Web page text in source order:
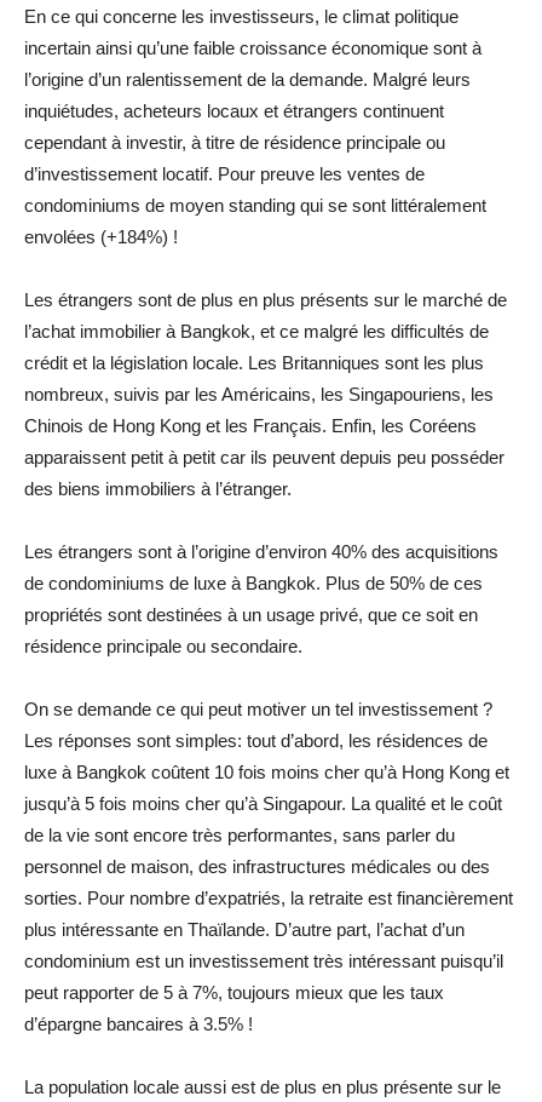
En ce qui concerne les investisseurs, le climat politique
incertain ainsi qu’une faible croissance économique sont à
l’origine d’un ralentissement de la demande. Malgré leurs
inquiétudes, acheteurs locaux et étrangers continuent
cependant à investir, à titre de résidence principale ou
d’investissement locatif. Pour preuve les ventes de
condominiums de moyen standing qui se sont littéralement
envolées (+184%) !
Les étrangers sont de plus en plus présents sur le marché de
l’achat immobilier à Bangkok, et ce malgré les difficultés de
crédit et la législation locale. Les Britanniques sont les plus
nombreux, suivis par les Américains, les Singapouriens, les
Chinois de Hong Kong et les Français. Enfin, les Coréens
apparaissent petit à petit car ils peuvent depuis peu posséder
des biens immobiliers à l’étranger.
Les étrangers sont à l’origine d’environ 40% des acquisitions
de condominiums de luxe à Bangkok. Plus de 50% de ces
propriétés sont destinées à un usage privé, que ce soit en
résidence principale ou secondaire.
On se demande ce qui peut motiver un tel investissement ?
Les réponses sont simples: tout d’abord, les résidences de
luxe à Bangkok coûtent 10 fois moins cher qu’à Hong Kong et
jusqu’à 5 fois moins cher qu’à Singapour. La qualité et le coût
de la vie sont encore très performantes, sans parler du
personnel de maison, des infrastructures médicales ou des
sorties. Pour nombre d’expatriés, la retraite est financièrement
plus intéressante en Thaïlande. D’autre part, l’achat d’un
condominium est un investissement très intéressant puisqu’il
peut rapporter de 5 à 7%, toujours mieux que les taux
d’épargne bancaires à 3.5% !
La population locale aussi est de plus en plus présente sur le